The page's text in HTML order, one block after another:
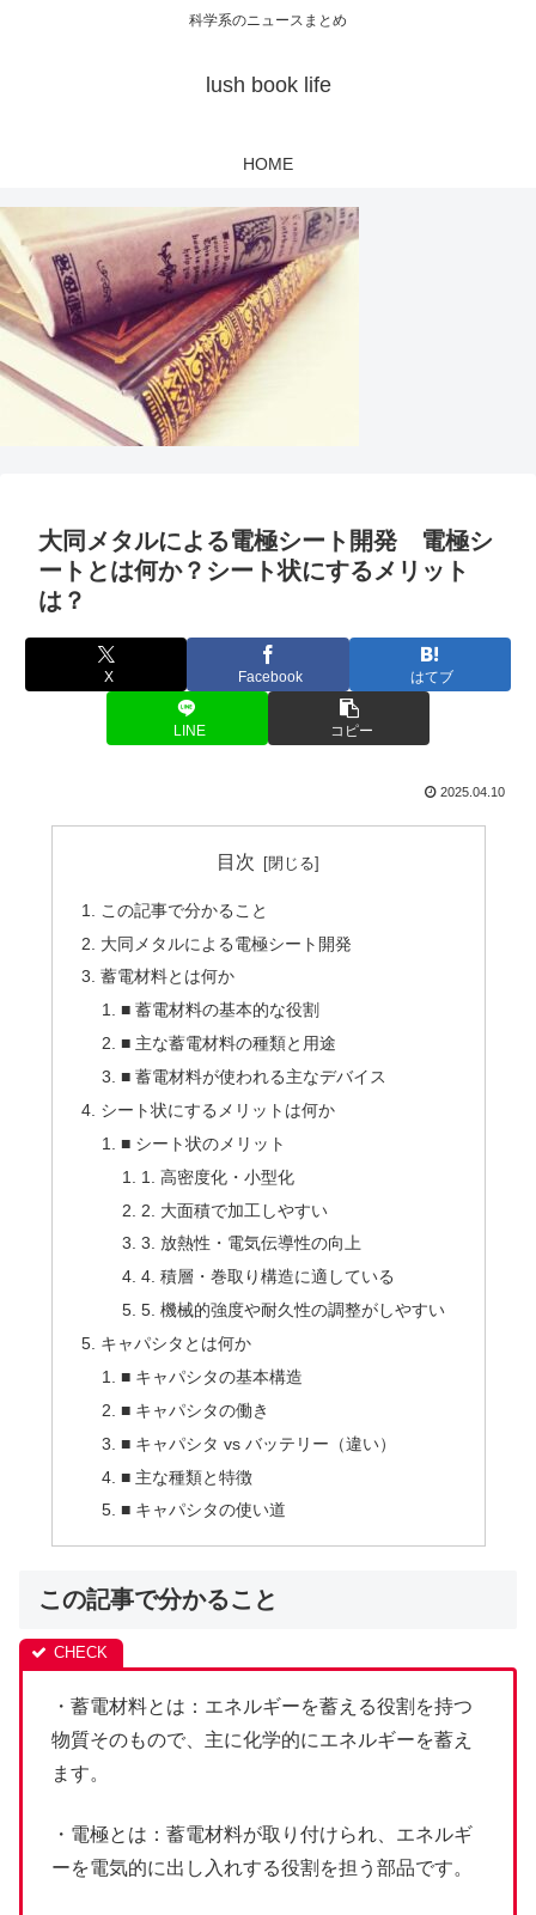
科学系のニュースまとめ
lush book life
HOME
大同メタルによる電極シート開発 電極シ
ートとは何か？シート状にするメリット
は？
X Facebook はてブ
LINE コピー
2025.04.10
目次
この記事で分かること
大同メタルによる電極シート開発
蓄電材料とは何か
■ 蓄電材料の基本的な役割
■ 主な蓄電材料の種類と用途
■ 蓄電材料が使われる主なデバイス
シート状にするメリットは何か
■ シート状のメリット
1. 高密度化・小型化
2. 大面積で加工しやすい
3. 放熱性・電気伝導性の向上
4. 積層・巻取り構造に適している
5. 機械的強度や耐久性の調整がしやすい
キャパシタとは何か
■ キャパシタの基本構造
■ キャパシタの働き
■ キャパシタ vs バッテリー（違い）
■ 主な種類と特徴
■ キャパシタの使い道
この記事で分かること
・蓄電材料とは：エネルギーを蓄える役割を持つ
物質そのもので、主に化学的にエネルギーを蓄え
ます。
・電極とは：蓄電材料が取り付けられ、エネルギ
ーを電気的に出し入れする役割を担う部品です。